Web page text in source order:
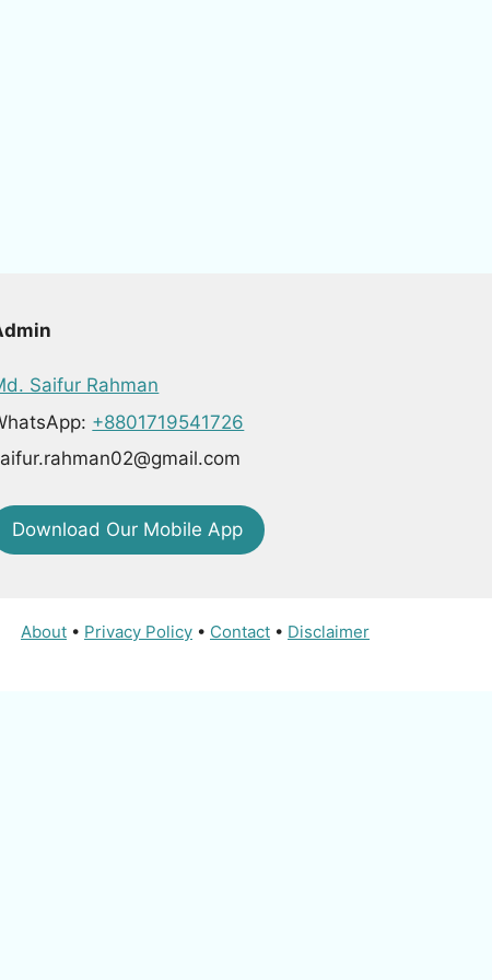
Saifur Rahman
+8801719541726
Download Our Mobile App
About • Privacy Policy • Contact • Disclaimer